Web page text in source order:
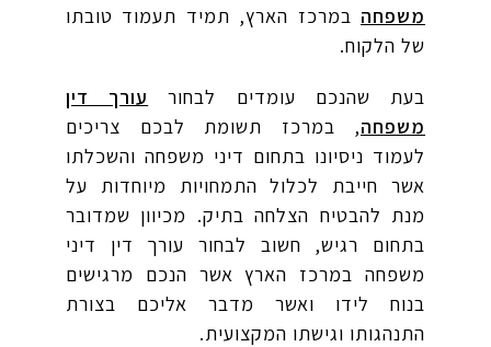
משפחה במרכז הארץ, תמיד תעמוד טובתו
של הלקוח.
בעת שהנכם עומדים לבחור עורך דין
משפחה, במרכז תשומת לבכם צריכים
לעמוד ניסיונו בתחום דיני משפחה והשכלתו
אשר חייבת לכלול התמחויות מיוחדות על
מנת להבטיח הצלחה בתיק. מכיוון שמדובר
בתחום רגיש, חשוב לבחור עורך דין דיני
משפחה במרכז הארץ אשר הנכם מרגישים
בנוח לידו ואשר מדבר אליכם בצורת
התנהגותו וגישתו המקצועית.